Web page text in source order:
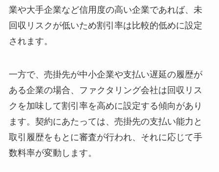
業や大手企業など信用度の高い企業であれば、未
回収リスクが低いため割引率は比較的低めに設定
されます。
一方で、売掛先が中小企業や支払い遅延の履歴が
ある企業の場合、ファクタリング会社は回収リス
クを加味して割引率を高めに設定する傾向があり
ます。契約にあたっては、売掛先の支払い能力と
取引履歴をもとに審査が行われ、それに応じて手
数料率が変動します。